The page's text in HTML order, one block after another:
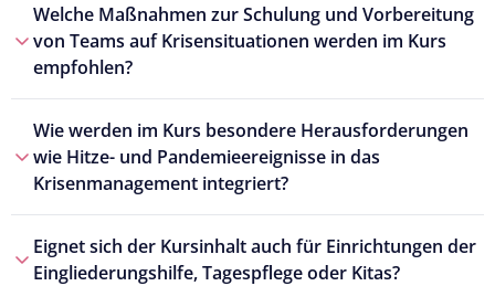
Welche Maßnahmen zur Schulung und Vorbereitung
von Teams auf Krisensituationen werden im Kurs
empfohlen?
Wie werden im Kurs besondere Herausforderungen
wie Hitze- und Pandemieereignisse in das
Krisenmanagement integriert?
Eignet sich der Kursinhalt auch für Einrichtungen der
Eingliederungshilfe, Tagespflege oder Kitas?